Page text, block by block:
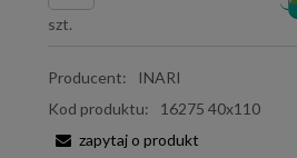
szt.
Producent:
INARI
Kod produktu:
16275 40x110
zapytaj o produkt